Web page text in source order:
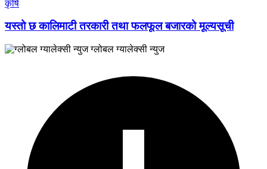
कृषि
यस्तो छ कालिमाटी तरकारी तथा फलफूल बजारको मूल्यसूची
ग्लोबल ग्यालेक्सी न्युज